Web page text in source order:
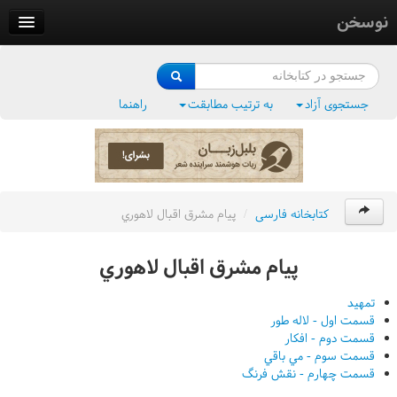
نوسخن
فرهنگ واژگان
جستجوی آزاد به ترتیب مطابقت راهنما
کتابخانه فارسی / پيام مشرق اقبال لاهوري
پيام مشرق اقبال لاهوري
تمهيد
قسمت اول - لاله طور
قسمت دوم - افکار
قسمت سوم - مي باقي
قسمت چهارم - نقش فرنگ